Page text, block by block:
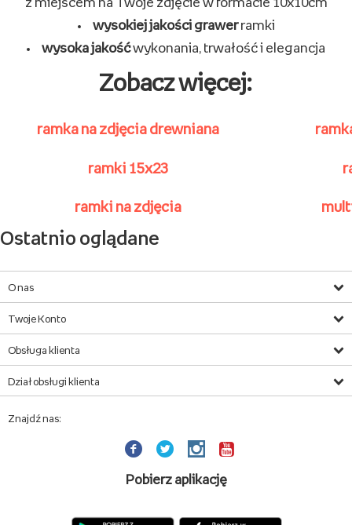
z grawerem
z miejscem na Twoje zdjęcie w formacie 10x10cm
wysokiej jakości grawer